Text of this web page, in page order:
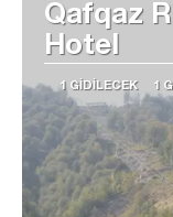
Qafqaz
Hotel
1 GIDILECEK 1